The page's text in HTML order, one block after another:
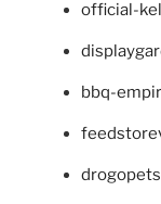
official-
bbq-